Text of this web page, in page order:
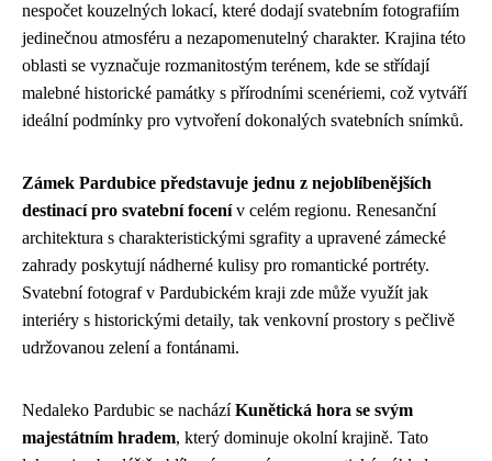
nespočet kouzelných lokací, které dodají svatebním fotografiím
jedinečnou atmosféru a nezapomenutelný charakter. Krajina této
oblasti se vyznačuje rozmanitostým terénem, kde se střídají
malebné historické památky s přírodními scenériemi, což vytváří
ideální podmínky pro vytvoření dokonalých svatebních snímků.
Zámek Pardubice představuje jednu z nejoblíbenějších
destinací pro svatební focenív celém regionu. Renesanční
architektura s charakteristickými sgrafity a upravené zámecké
zahrady poskytují nádherné kulisy pro romantické portréty.
Svatební fotograf v Pardubickém kraji zde může využít jak
interiéry s historickými detaily, tak venkovní prostory s pečlivě
udržovanou zelení a fontánami.
Nedaleko Pardubic se nacházíKunětická hora se svým
majestátním hradem, který dominuje okolní krajině. Tato